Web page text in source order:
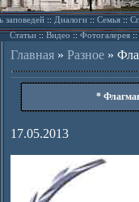
заповедей::Диалоги::Семья::
Статьи::Видео ::Фотогалерея::
Главная» Разное»
*
17.05.2013